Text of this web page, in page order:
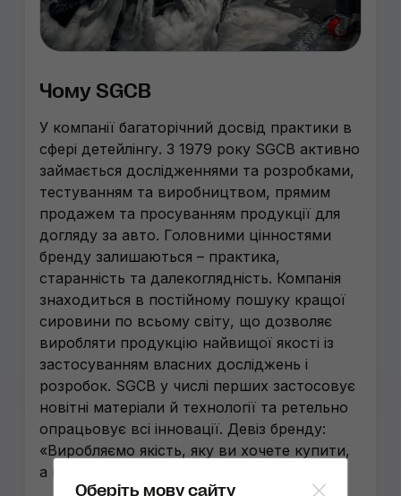
Чому SGCB
У компанії багаторічний досвід практики в
сфері детейлінгу. З 1979 року SGCB активно
займається дослідженнями та розробками,
тестуванням та виробництвом, прямим
продажем та просуванням продукції для
догляду за авто. Головними цінностями
бренду залишаються – практика,
старанність та далекоглядність. Компанія
знаходиться в постійному пошуку кращої
сировини по всьому світу, що дозволяє
виробляти продукцію найвищої якості із
застосуванням власних досліджень і
розробок. SGCB у числі перших застосовує
новітні матеріали й технології та ретельно
опрацьовує всі інновації. Девіз бренду:
«Виробляємо якість, яку ви хочете купити,
а не товари, які ми хочемо продати».
Оберіть мову сайту